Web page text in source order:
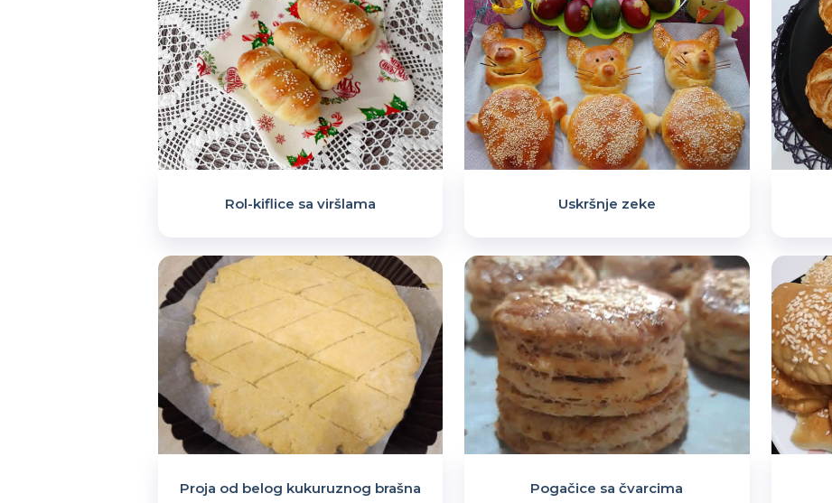
Rol-kiflice sa viršlama Uskršnje zeke
Proja od belog kukuruznog brašna Pogačice sa čvarcima